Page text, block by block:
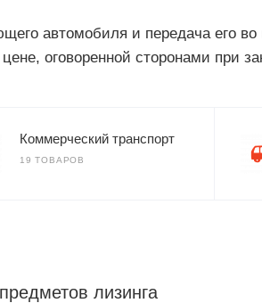
автомобиля и передача его
оговоренной сторонами при
Коммерческий транспорт
19 ТОВАРОВ
лизинга